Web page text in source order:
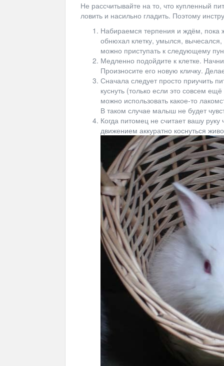
Не рассчитывайте на то, что купленный
ловить и насильно гладить. Поэтому
Набираемся терпения и ждём, пока
обнюхал клетку, умылся,
можно приступать к следующему
Медленно подойдите к клетке.
Произносите его новую кличку.
Сначала следует просто приучить
куснуть (только если это совсем
можно использовать какое-то
В таком случае малыш не будет
Когда питомец не считает вашу
движением аккуратно коснуться